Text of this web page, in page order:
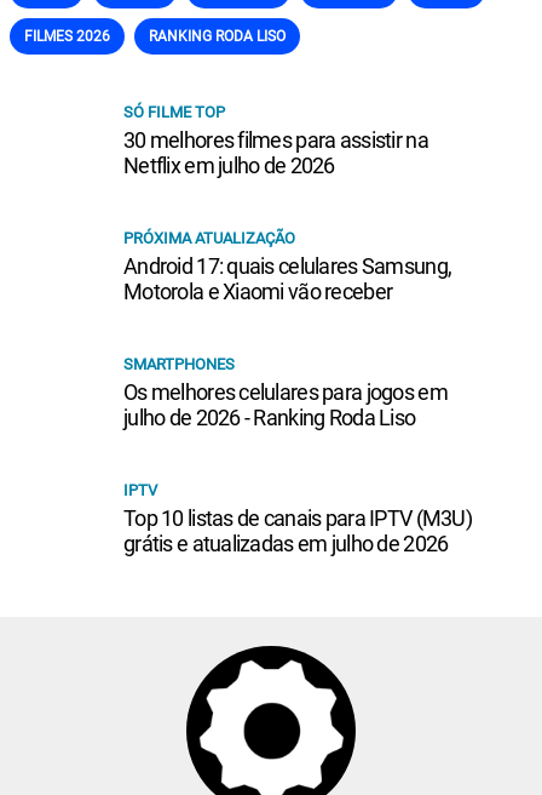
FILMES 2026 RANKING RODA LISO
SÓ FILME TOP
30 melhores filmes para assistir na
Netflix em julho de 2026
PRÓXIMA ATUALIZAÇÃO
Android 17: quais celulares Samsung,
Motorola e Xiaomi vão receber
SMARTPHONES
Os melhores celulares para jogos em
julho de 2026 - Ranking Roda Liso
IPTV
Top 10 listas de canais para IPTV (M3U)
grátis e atualizadas em julho de 2026